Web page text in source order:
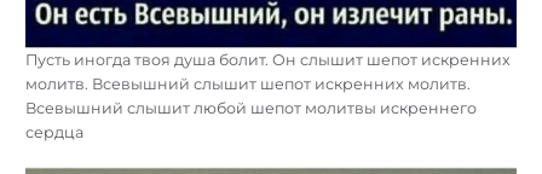
Пусть иногда твоя душа болит. Он слышит шепот искренних
молитв. Всевышний слышит шепот искренних молитв.
Всевышний слышит любой шепот молитвы искреннего
сердца